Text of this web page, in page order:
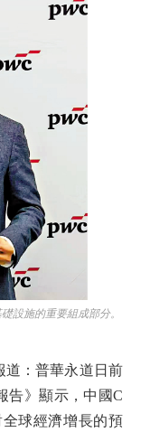
施的重要組成部分。
：普華永道日前
告》顯示，中國C
球經濟增長的預